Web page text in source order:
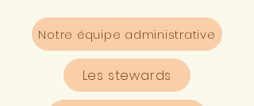
Notre équipe administrative
Les stewards